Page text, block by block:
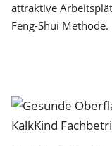
attraktive
Feng-Shui Methode.